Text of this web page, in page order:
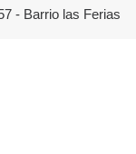
- Barrio las Ferias